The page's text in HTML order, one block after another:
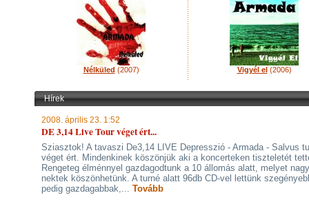
Nélküled (2007) Vigyél el(2006)
Hírek
2008. április 23. 1:52
DE 3,14 Live Tour véget ért...
Sziasztok! A tavaszi De3,14 LIVE Depresszió - Armada - Salvus
véget ért. Mindenkinek köszönjük aki a koncerteken tiszteletét
Rengeteg élménnyel gazdagodtunk a 10 állomás alatt, melyet
nektek köszönhetünk. A turné alatt 96db CD-vel lettünk
pedig gazdagabbak,... Tovább